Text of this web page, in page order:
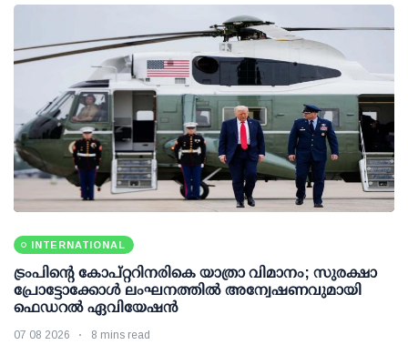
INTERNATIONAL
ട്രംപിന്റെ കോപ്റ്ററിനരികെ യാത്രാ വിമാനം; സുരക്ഷാ
പ്രോട്ടോക്കോള്‍ ലംഘനത്തില്‍ അന്വേഷണവുമായി
ഫെഡറല്‍ ഏവിയേഷന്‍
07 08 2026 8 mins read